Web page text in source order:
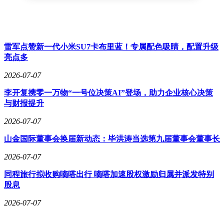
雷军点赞新一代小米SU7卡布里蓝！专属配色吸睛，配置升级
亮点多
2026-07-07
李开复携零一万物“一号位决策AI”登场，助力企业核心决策
与财报提升
2026-07-07
山金国际董事会换届新动态：毕洪涛当选第九届董事会董事长
2026-07-07
同程旅行拟收购嘀嗒出行 嘀嗒加速股权激励归属并派发特别
股息
2026-07-07